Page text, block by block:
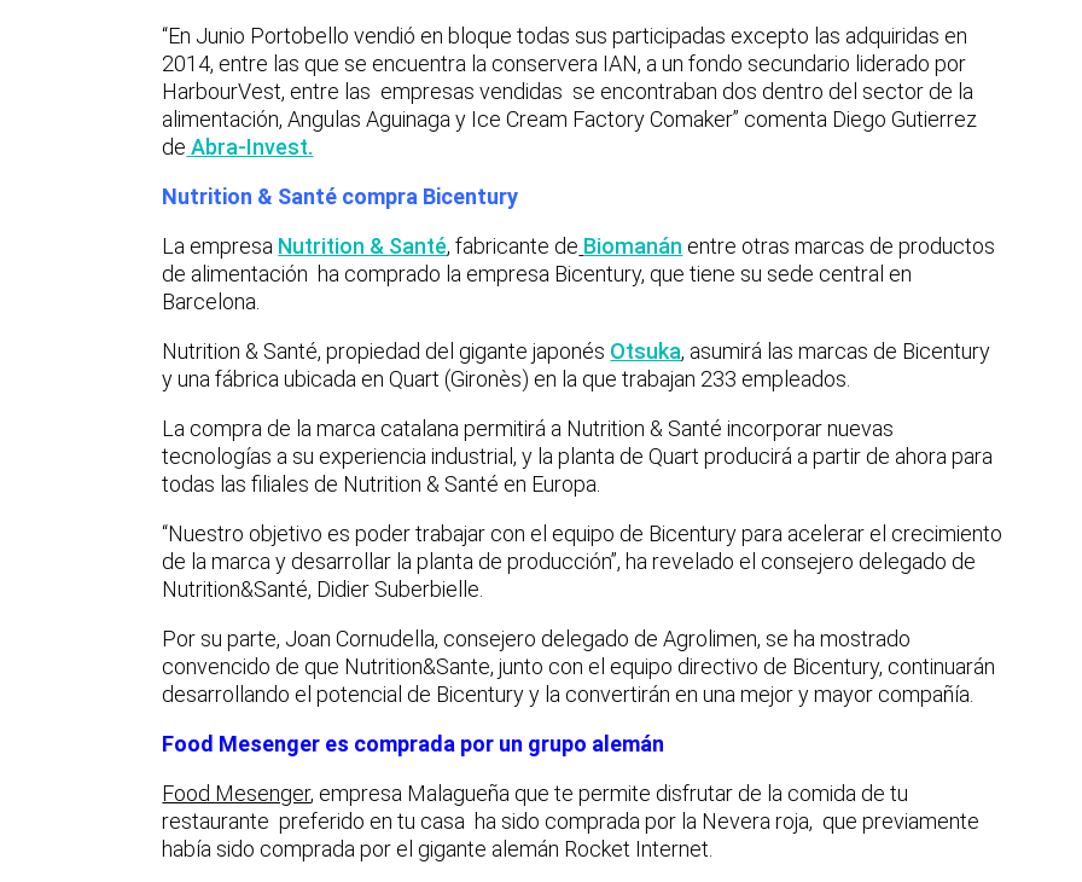
“En Junio Portobello vendió en bloque todas sus participadas excepto las adquiridas en
2014, entre las que se encuentra la conservera IAN, a un fondo secundario liderado por
HarbourVest, entre las empresas vendidas se encontraban dos dentro del sector de la
alimentación, Angulas Aguinaga y Ice Cream Factory Comaker” comenta Diego Gutierrez
de Abra-Invest.
Nutrition & Santé compra Bicentury
La empresa Nutrition & Santé, fabricante de Biomanán entre otras marcas de productos
de alimentación ha comprado la empresa Bicentury, que tiene su sede central en
Barcelona.
Nutrition & Santé, propiedad del gigante japonés Otsuka, asumirá las marcas de Bicentury
y una fábrica ubicada en Quart (Gironès) en la que trabajan 233 empleados.
La compra de la marca catalana permitirá a Nutrition & Santé incorporar nuevas
tecnologías a su experiencia industrial, y la planta de Quart producirá a partir de ahora para
todas las filiales de Nutrition & Santé en Europa.
“Nuestro objetivo es poder trabajar con el equipo de Bicentury para acelerar el crecimiento
de la marca y desarrollar la planta de producción”, ha revelado el consejero delegado de
Nutrition&Santé, Didier Suberbielle.
Por su parte, Joan Cornudella, consejero delegado de Agrolimen, se ha mostrado
convencido de que Nutrition&Sante, junto con el equipo directivo de Bicentury, continuarán
desarrollando el potencial de Bicentury y la convertirán en una mejor y mayor compañía.
Food Mesenger es comprada por un grupo alemán
Food Mesenger, empresa Malagueña que te permite disfrutar de la comida de tu
restaurante preferido en tu casa ha sido comprada por la Nevera roja, que previamente
había sido comprada por el gigante alemán Rocket Internet.